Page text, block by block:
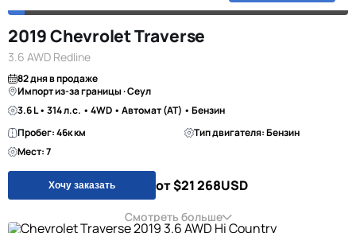
2019 Chevrolet Traverse
3.6 AWD Redline
82 дня в продаже
Импорт из-за границы · Сеул
3.6 L • 314 л.с. • 4WD • Автомат (AT) • Бензин
Пробег: 46к км
Тип двигателя: Бензин
Мест: 7
Хочу заказать от $21 268USD
Смотреть больше